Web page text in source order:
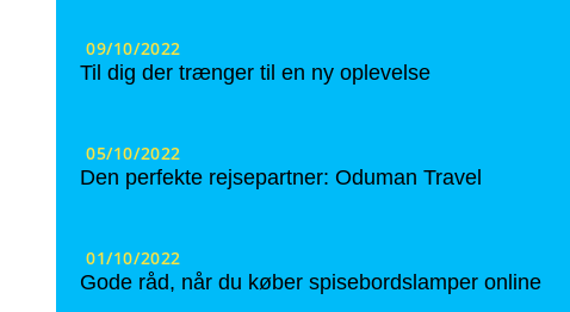
09/10/2022
Til dig der trænger til en ny oplevelse
05/10/2022
Den perfekte rejsepartner: Oduman Travel
01/10/2022
Gode råd, når du køber spisebordslamper online